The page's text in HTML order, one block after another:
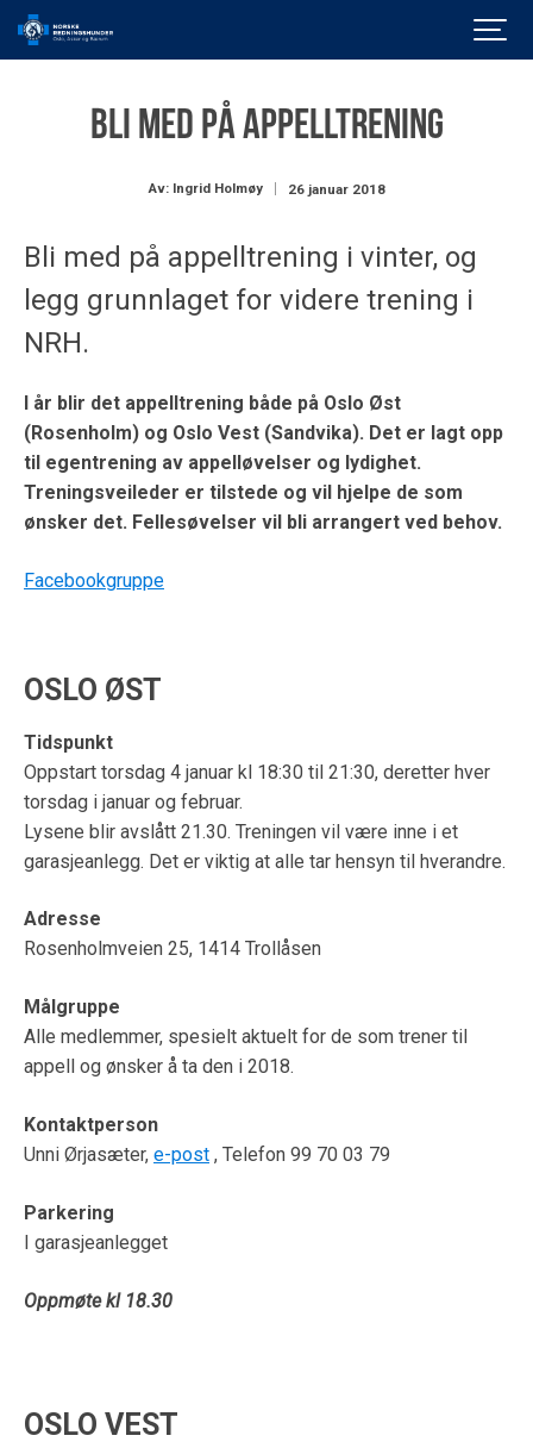
Bli med på appelltrening
Av: Ingrid Holmøy 26 januar 2018
Bli med på appelltrening i vinter, og
legg grunnlaget for videre trening i
NRH.
I år blir det appelltrening både på Oslo Øst
(Rosenholm) og Oslo Vest (Sandvika). Det er lagt opp
til egentrening av appelløvelser og lydighet.
Treningsveileder er tilstede og vil hjelpe de som
ønsker det. Fellesøvelser vil bli arrangert ved behov.
Facebookgruppe
OSLO ØST
Tidspunkt
Oppstart torsdag 4 januar kl 18:30 til 21:30, deretter hver
torsdag i januar og februar.
Lysene blir avslått 21.30. Treningen vil være inne i et
garasjeanlegg. Det er viktig at alle tar hensyn til hverandre.
Adresse
Rosenholmveien 25, 1414 Trollåsen
Målgruppe
Alle medlemmer, spesielt aktuelt for de som trener til
appell og ønsker å ta den i 2018.
Kontaktperson
Unni Ørjasæter, e-post , Telefon 99 70 03 79
Parkering
I garasjeanlegget
Oppmøte kl 18.30
OSLO VEST